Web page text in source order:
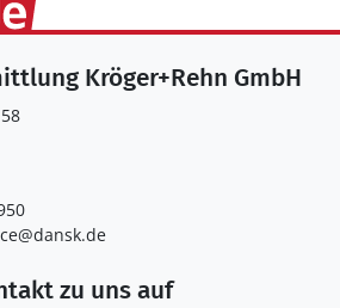
Kröger+Rehn GmbH
zu uns auf